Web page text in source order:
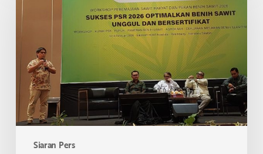
Siaran Pers
Dinilai
Adaptif
untuk
Lahan
Kering
dalam
Pekan
Benih
Sawit
Indonesia